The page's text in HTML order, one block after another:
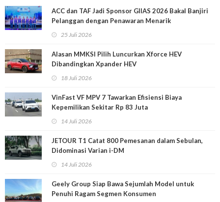
ACC dan TAF Jadi Sponsor GIIAS 2026 Bakal Banjiri
Pelanggan dengan Penawaran Menarik
25 Juli 2026
Alasan MMKSI Pilih Luncurkan Xforce HEV
Dibandingkan Xpander HEV
18 Juli 2026
VinFast VF MPV 7 Tawarkan Efisiensi Biaya
Kepemilikan Sekitar Rp 83 Juta
14 Juli 2026
JETOUR T1 Catat 800 Pemesanan dalam Sebulan,
Didominasi Varian i-DM
14 Juli 2026
Geely Group Siap Bawa Sejumlah Model untuk
Penuhi Ragam Segmen Konsumen